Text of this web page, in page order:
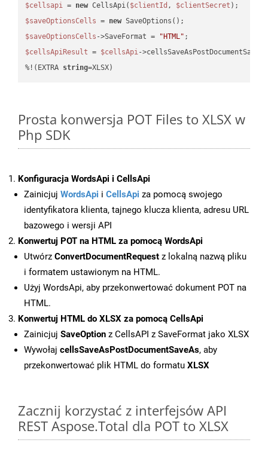
$cellsapi = new CellsApi( $clientId , $clientSecret
$saveOptionsCells = new
$saveOptionsCells ->SaveFormat = "HTML"
$cellsApiResult = $cellsApi-
%!(EXTRA string=XLSX)
Prosta konwersja POT Files to XLSX w
Php SDK
Konfiguracja WordsApi i CellsApi
Zainicjuj WordsApi i CellsApi za pomocą swojego
identyfikatora klienta, tajnego klucza klienta, adresu URL
bazowego i wersji API
Konwertuj POT na HTML za pomocą WordsApi
Utwórz ConvertDocumentRequest z lokalną nazwą pliku
i formatem ustawionym na HTML.
Użyj WordsApi, aby przekonwertować dokument POT na
HTML.
Konwertuj HTML do XLSX za pomocą CellsApi
Zainicjuj SaveOption z CellsAPI z SaveFormat jako XLSX
Wywołaj cellsSaveAsPostDocumentSaveAs, aby
przekonwertować plik HTML do formatu XLSX
Zacznij korzystać z interfejsów API
REST Aspose.Total dla POT to XLSX